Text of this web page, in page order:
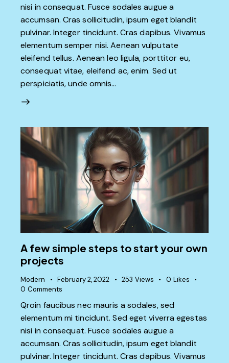
nisi in consequat. Fusce sodales augue a
accumsan. Cras sollicitudin, ipsum eget blandit
pulvinar. Integer tincidunt. Cras dapibus. Vivamus
elementum semper nisi. Aenean vulputate
eleifend tellus. Aenean leo ligula, porttitor eu,
consequat vitae, eleifend ac, enim. Sed ut
perspiciatis, unde omnis…
A few simple steps to start your own
projects
Modern February 2, 2022 253 Views 0 Likes
0 Comments
Qroin faucibus nec mauris a sodales, sed
elementum mi tincidunt. Sed eget viverra egestas
nisi in consequat. Fusce sodales augue a
accumsan. Cras sollicitudin, ipsum eget blandit
pulvinar. Integer tincidunt. Cras dapibus. Vivamus